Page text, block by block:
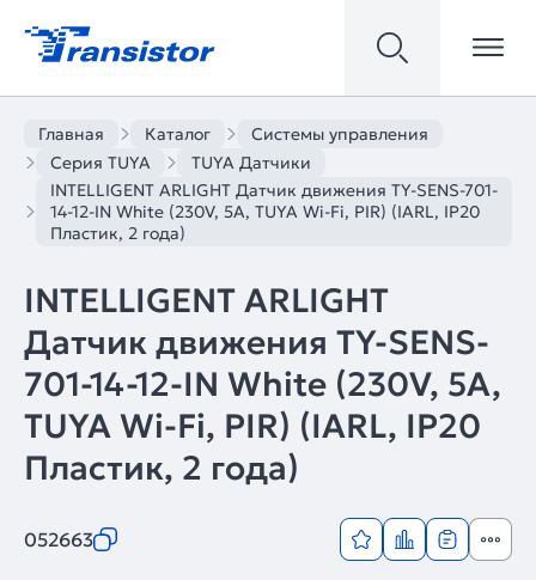
Главная Каталог
Системы управления
Серия TUYA
TUYA Датчики
INTELLIGENT ARLIGHT Датчик движения TY-SENS-701-
14-12-IN White (230V, 5A, TUYA Wi-Fi, PIR) (IARL, IP20
Пластик, 2 года)
INTELLIGENT ARLIGHT
Датчик движения TY-SENS-
701-14-12-IN White (230V, 5A,
TUYA Wi-Fi, PIR) (IARL, IP20
Пластик, 2 года)
052663